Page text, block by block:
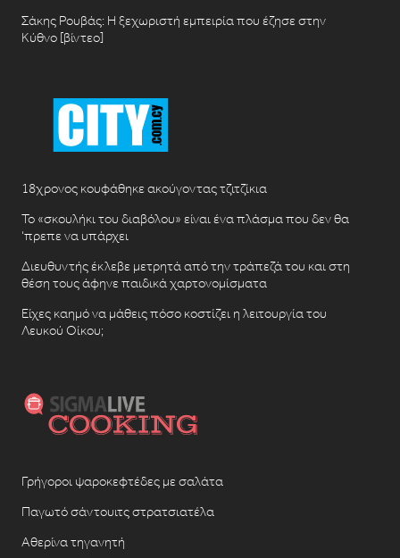
Σάκης Ρουβάς: Η ξεχωριστή εμπειρία που έζησε στην
Κύθνο [βίντεο]
18χρονος κουφάθηκε ακούγοντας τζιτζίκια
Το «σκουλήκι του διαβόλου» είναι ένα πλάσμα που δεν θα
‘πρεπε να υπάρχει
Διευθυντής έκλεβε μετρητά από την τράπεζά του και στη
θέση τους άφηνε παιδικά χαρτονομίσματα
Είχες καημό να μάθεις πόσο κοστίζει η λειτουργία του
Λευκού Οίκου;
Γρήγοροι ψαροκεφτέδες με σαλάτα
Παγωτό σάντουιτς στρατσιατέλα
Αθερίνα τηγανητή